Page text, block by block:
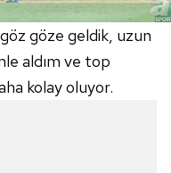
göze geldik, uzun
aldım ve top
kolay oluyor.